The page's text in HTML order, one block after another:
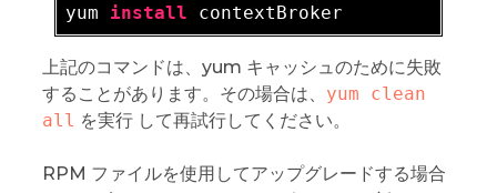
yum install
上記のコマンドは、yum キャッシュのために失敗
することがあります。その場合は、 yum clean
all を実行 して再試行してください。
RPM ファイルを使用してアップグレードする場合